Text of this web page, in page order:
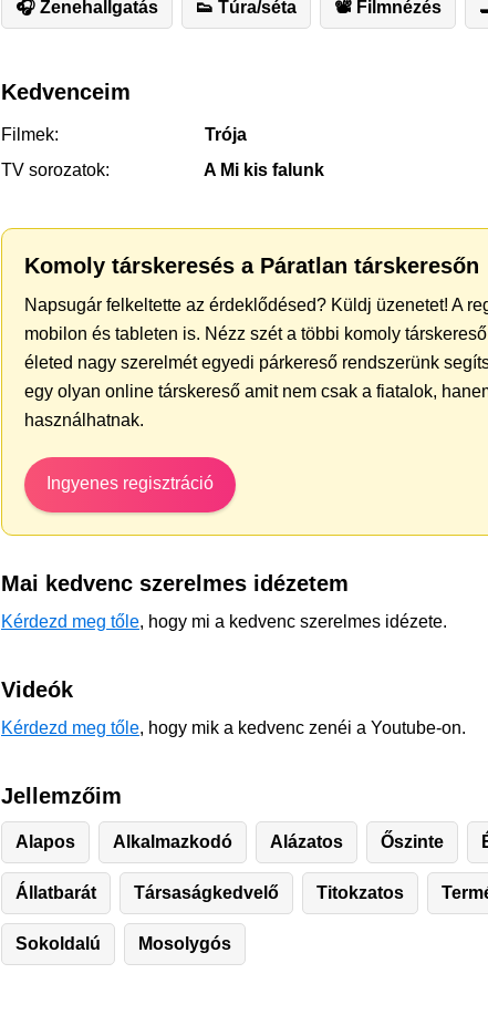
🎧 Zenehallgatás 👟 Túra/séta 📽 Filmnézés
Kedvenceim
Filmek:
Trója
TV sorozatok:
A Mi kis falunk
Komoly társkeresés a Páratlan társkeresőn
Napsugár felkeltette az érdeklődésed? Küldj üzenetet! A
mobilon és tableten is. Nézz szét a többi komoly
életed nagy szerelmét egyedi párkereső rendszerünk
egy olyan online társkereső amit nem csak a fiatalok,
használhatnak.
Ingyenes regisztráció
Mai kedvenc szerelmes idézetem
Kérdezd meg tőle, hogy mi a kedvenc szerelmes idézete.
Videók
Kérdezd meg tőle, hogy mik a kedvenc zenéi a Youtube-on.
Jellemzőim
Alapos Alkalmazkodó Alázatos Őszinte
Állatbarát Társaságkedvelő Titokzatos
Sokoldalú Mosolygós